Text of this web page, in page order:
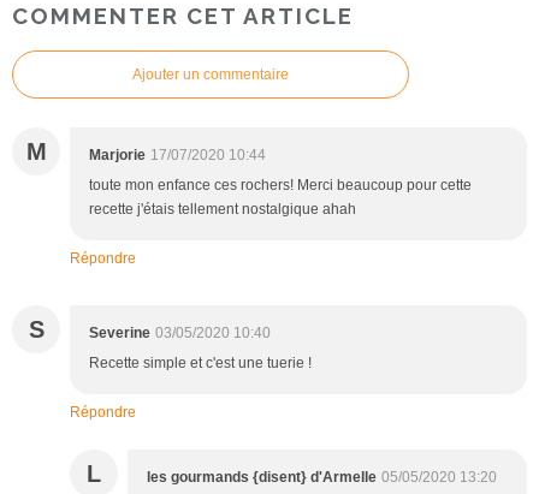
COMMENTER CET ARTICLE
Ajouter un commentaire
M Marjorie 17/07/2020 10:44
toute mon enfance ces rochers! Merci beaucoup pour cette
recette j'étais tellement nostalgique ahah
Répondre
S Severine 03/05/2020 10:40
Recette simple et c'est une tuerie !
Répondre
L les gourmands {disent} d'Armelle 05/05/2020 13:20